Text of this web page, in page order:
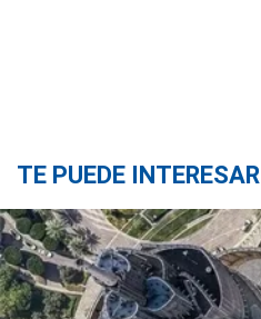
TE PUEDE INTERESAR